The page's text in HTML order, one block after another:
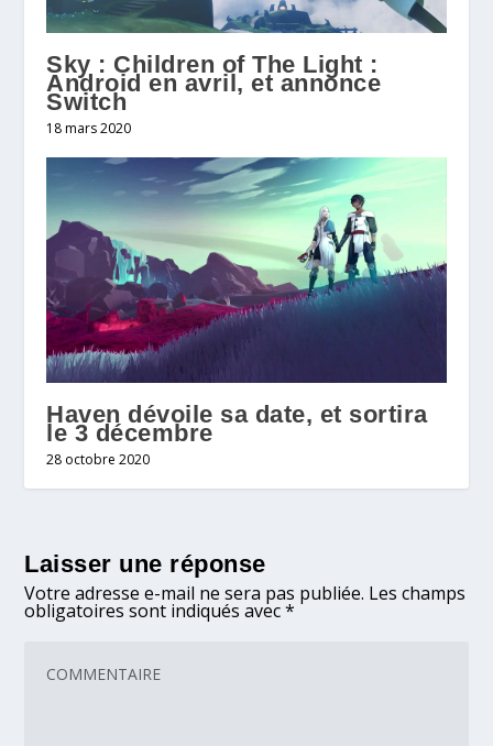
Sky : Children of The Light :
Android en avril, et annonce
Switch
18 mars 2020
Haven dévoile sa date, et sortira
le 3 décembre
28 octobre 2020
Laisser une réponse
Votre adresse e-mail ne sera pas publiée. Les champs
obligatoires sont indiqués avec*